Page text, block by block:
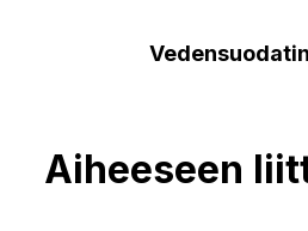
Aiheeseen